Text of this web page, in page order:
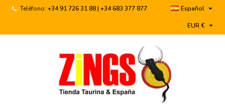
Teléfono: +34 91 726 31 88 | +34 683 377 877 Español 
EUR € 